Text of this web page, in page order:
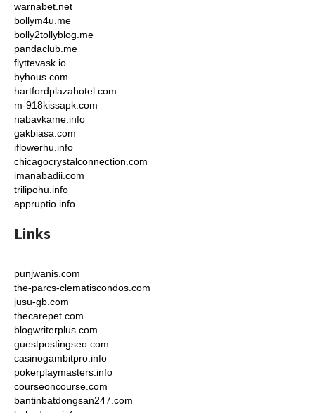
warnabet.net
bollym4u.me
bolly2tollyblog.me
pandaclub.me
flyttevask.io
byhous.com
hartfordplazahotel.com
m-918kissapk.com
nabavkame.info
gakbiasa.com
iflowerhu.info
chicagocrystalconnection.com
imanabadii.com
trilipohu.info
appruptio.info
Links
punjwanis.com
the-parcs-clematiscondos.com
jusu-gb.com
thecarepet.com
blogwriterplus.com
guestpostingseo.com
casinogambitpro.info
pokerplaymasters.info
courseoncourse.com
bantinbatdongsan247.com